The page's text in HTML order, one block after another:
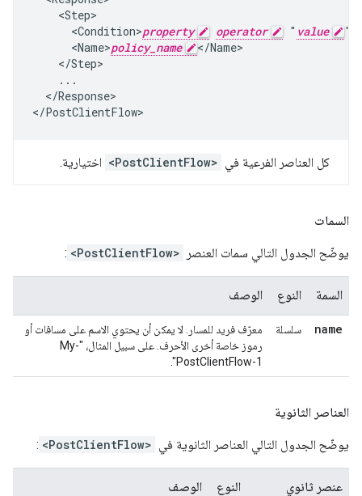
    <Step>
      <Condition>
property operator " value
      <Name>
policy_name
</Name>
    </Step>
    ...
  </Response>
</PostClientFlow>
كل العناصر الفرعية في <PostClientFlow> اختيارية.
السمات
يوضّح الجدول التالي سمات العنصر <PostClientFlow>
:
السمة النوع الوصف
name سلسلة
معرّف فريد للمسار. لا يمكن أن يحتوي الاسم على مسافات أو
رموز خاصة أخرى الأحرف. على سبيل المثال، "My-
PostClientFlow-1".
العناصر الثانوية
يوضّح الجدول التالي العناصر الثانوية في <PostClientFlow>
:
عنصر ثانوي النوع الوصف